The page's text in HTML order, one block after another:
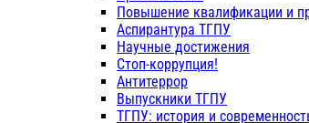
Повышение квалификации и
Аспирантура ТГПУ
Научные достижения
Стоп-коррупция!
Антитеррор
Выпускники ТГПУ
ТГПУ: история и